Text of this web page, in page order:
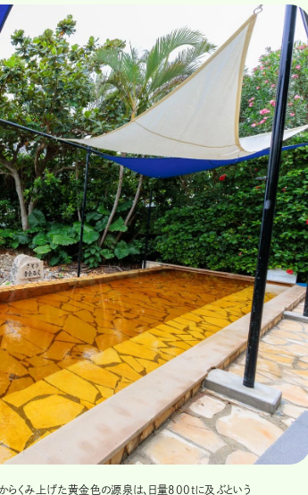
くみ上げた黄金色の源泉は、日量800tに及ぶという